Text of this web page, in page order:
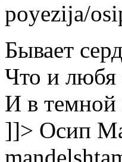
poyezija/
Бывает
Что и любя
И в темной
]]> Осип